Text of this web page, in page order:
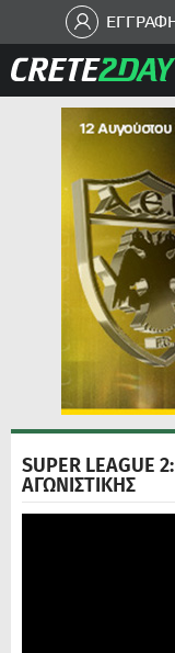
SUPER LEAGUE
ΑΓΩΝΙΣΤΙΚΗΣ